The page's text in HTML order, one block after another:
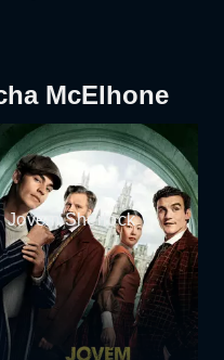
McElhone
Jovem Sherlock